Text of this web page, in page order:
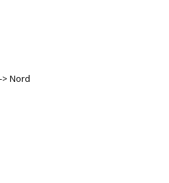
Nord